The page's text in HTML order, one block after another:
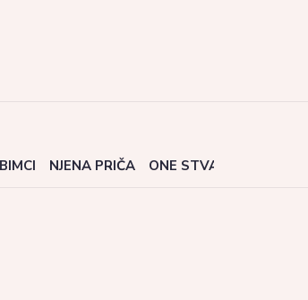
NJENA PRIČA ONE STVARI